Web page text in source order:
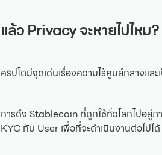
แล้ว Privacy จะหายไปไหม?
คริปโตมีจุดเด่นเรื่องความไร้ศูนย์กลางแล
การดึง Stablecoin ที่ถูกใช้ทั่วโลกไปอยู่ภ
KYC กับ User เพื่อที่จะดำเนินงานต่อไปได้